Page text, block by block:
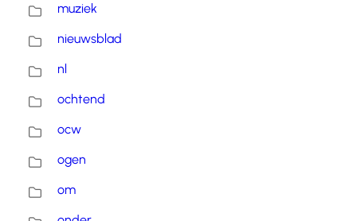
muziek
nieuwsblad
nl
ochtend
ocw
ogen
om